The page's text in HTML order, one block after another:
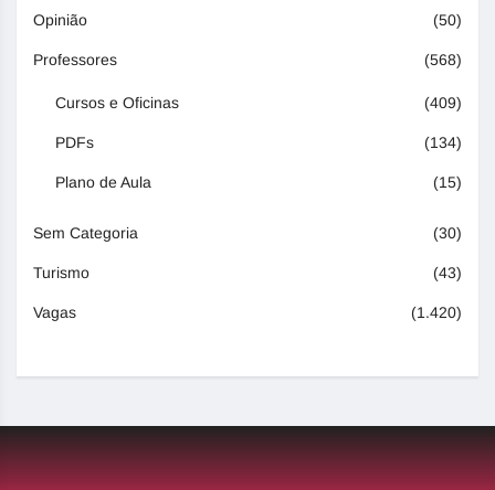
Opinião (50)
Professores (568)
Cursos e Oficinas (409)
PDFs (134)
Plano de Aula (15)
Sem Categoria (30)
Turismo (43)
Vagas (1.420)